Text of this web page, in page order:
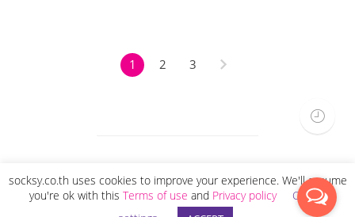
1 2 3
Copyright 2021 © socksy.co.th
socksy.co.th uses cookies to improve your experience. We'll assume
you're ok with this Terms of use and Privacy policy
Cookie